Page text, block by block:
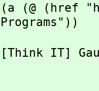
(a (@ (href
Programs"))
[Think IT]